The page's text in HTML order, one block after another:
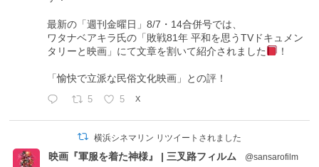
最新の「週刊金曜日」8/7・14合併号では、
ワタナベアキラ氏の「敗戦81年 平和を思うTVドキュメン
タリーと映画」にて文章を割いて紹介されました
！
「愉快で立派な民俗文化映画」との評！
5 5 X
横浜シネマリン リツイートされました
映画『軍服を着た神様』 | 三叉路フィルム @sansarofilm